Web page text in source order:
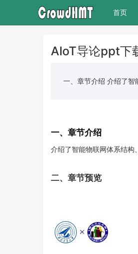
首页
AIoT导论ppt下
一、章节介绍 介绍了
一、章节介绍
介绍了智能物联网体系结构
二、章节预览